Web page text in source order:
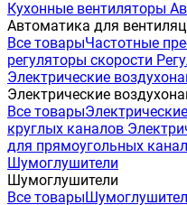
Кухонные вентиляторы
Автоматика для
Все товарыЧастотные
регуляторы скорости
Электрические
Электрические
Все товары
круглых каналов
для прямоугольных
Шумоглушители
Шумоглушители
Все товары